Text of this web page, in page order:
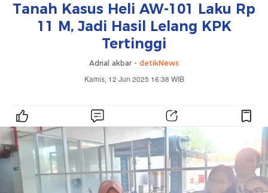
Tanah Kasus Heli AW-101 Laku Rp
11 M, Jadi Hasil Lelang KPK
Tertinggi
Adrial akbar - detikNews
Kamis, 12 Jun 2025 16:38 WIB